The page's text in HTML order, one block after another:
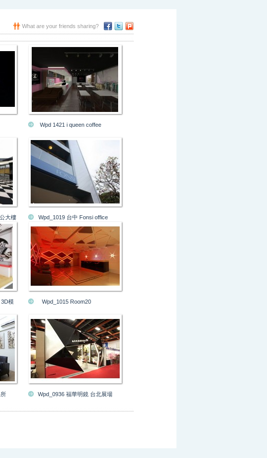
What are your friends sharing?
Wpd 1421 i queen coffee
大樓 Wpd_1019 台中 Fonsi office
模
Wpd_1015 Room20
Wpd_0936 福華明鏡 台北展場